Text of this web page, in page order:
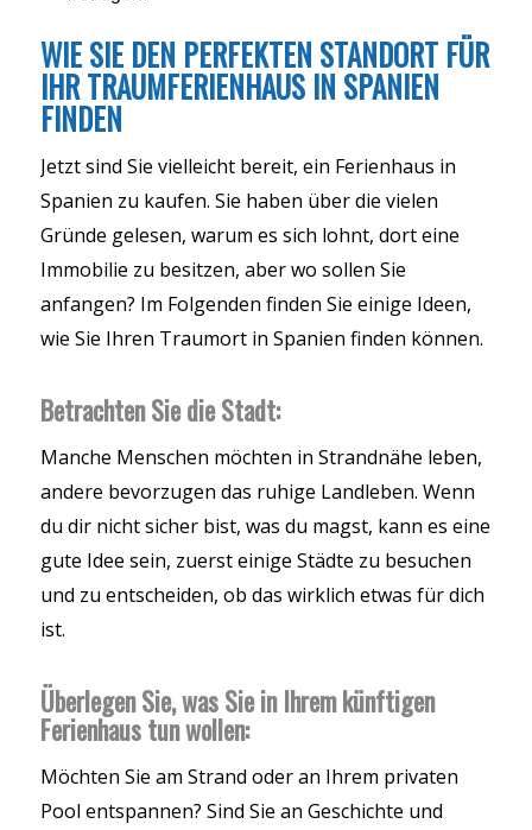
WIE SIE DEN PERFEKTEN STANDORT FÜR
IHR TRAUMFERIENHAUS IN SPANIEN
FINDEN
Jetzt sind Sie vielleicht bereit, ein Ferienhaus in
Spanien zu kaufen. Sie haben über die vielen
Gründe gelesen, warum es sich lohnt, dort eine
Immobilie zu besitzen, aber wo sollen Sie
anfangen? Im Folgenden finden Sie einige Ideen,
wie Sie Ihren Traumort in Spanien finden können.
Betrachten Sie die Stadt:
Manche Menschen möchten in Strandnähe leben,
andere bevorzugen das ruhige Landleben. Wenn
du dir nicht sicher bist, was du magst, kann es eine
gute Idee sein, zuerst einige Städte zu besuchen
und zu entscheiden, ob das wirklich etwas für dich
ist.
Überlegen Sie, was Sie in Ihrem künftigen
Ferienhaus tun wollen:
Möchten Sie am Strand oder an Ihrem privaten
Pool entspannen? Sind Sie an Geschichte und